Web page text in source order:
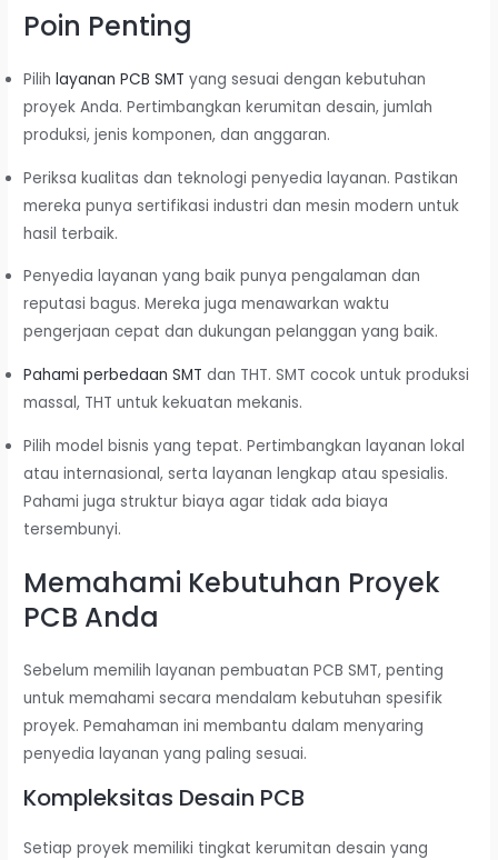
Poin Penting
Pilihlayanan PCB SMT yang sesuai dengan kebutuhan
proyek Anda. Pertimbangkan kerumitan desain, jumlah
produksi, jenis komponen, dan anggaran.
Periksa kualitas dan teknologi penyedia layanan. Pastikan
mereka punya sertifikasi industri dan mesin modern untuk
hasil terbaik.
Penyedia layanan yang baik punya pengalaman dan
reputasi bagus. Mereka juga menawarkan waktu
pengerjaan cepat dan dukungan pelanggan yang baik.
Pahami perbedaan SMT dan THT. SMT cocok untuk produksi
massal, THT untuk kekuatan mekanis.
Pilih model bisnis yang tepat. Pertimbangkan layanan lokal
atau internasional, serta layanan lengkap atau spesialis.
Pahami juga struktur biaya agar tidak ada biaya
tersembunyi.
Memahami Kebutuhan Proyek
PCB Anda
Sebelum memilih layanan pembuatan PCB SMT, penting
untuk memahami secara mendalam kebutuhan spesifik
proyek. Pemahaman ini membantu dalam menyaring
penyedia layanan yang paling sesuai.
Kompleksitas Desain PCB
Setiap proyek memiliki tingkat kerumitan desain yang